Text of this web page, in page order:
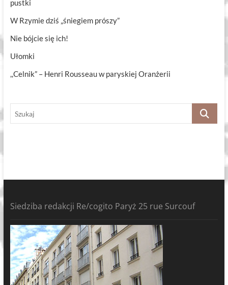
pustki
W Rzymie dziś „śniegiem prószy”
Nie bójcie się ich!
Ułomki
,,Celnik” – Henri Rousseau w paryskiej Oranżerii
Szukaj
Siedziba redakcji Re/cogito Paryż 25 rue Surcouf